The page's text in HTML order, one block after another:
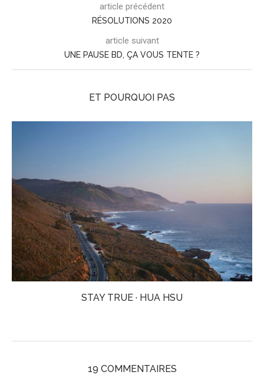
article précédent
RÉSOLUTIONS 2020
article suivant
UNE PAUSE BD, ÇA VOUS TENTE ?
ET POURQUOI PAS
STAY TRUE · HUA HSU
19 COMMENTAIRES